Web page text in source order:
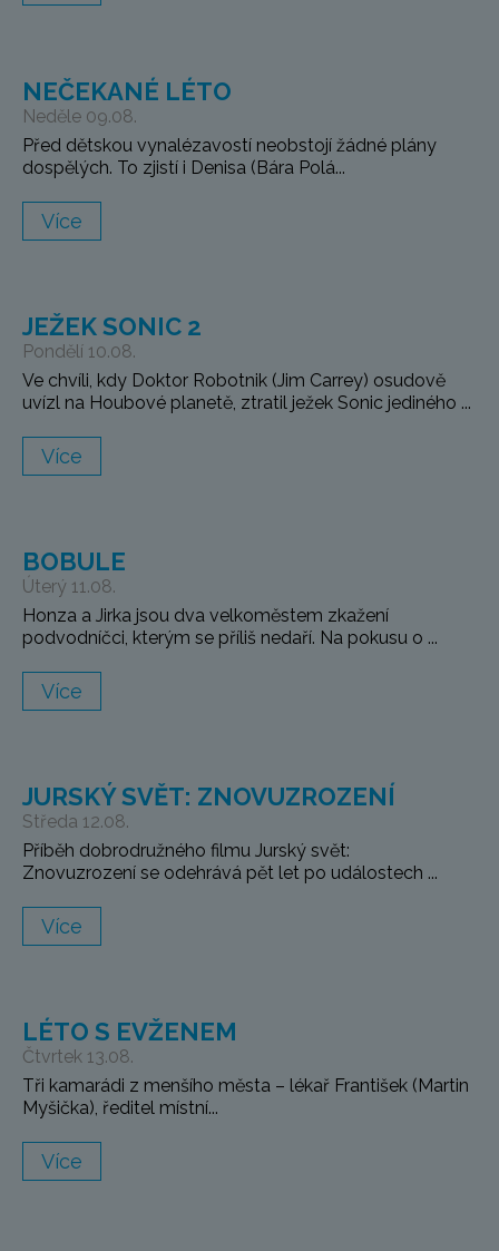
NEČEKANÉ LÉTO
Neděle 09.08.
Před dětskou vynalézavostí neobstojí žádné plány
dospělých. To zjistí i Denisa (Bára Polá...
Více
JEŽEK SONIC 2
Pondělí 10.08.
Ve chvíli, kdy Doktor Robotnik (Jim Carrey) osudově
uvízl na Houbové planetě, ztratil ježek Sonic jediného ...
Více
BOBULE
Úterý 11.08.
Honza a Jirka jsou dva velkoměstem zkažení
podvodníčci, kterým se příliš nedaří. Na pokusu o ...
Více
JURSKÝ SVĚT: ZNOVUZROZENÍ
Středa 12.08.
Příběh dobrodružného filmu Jurský svět:
Znovuzrození se odehrává pět let po událostech ...
Více
LÉTO S EVŽENEM
Čtvrtek 13.08.
Tři kamarádi z menšího města – lékař František (Martin
Myšička), ředitel místní...
Více